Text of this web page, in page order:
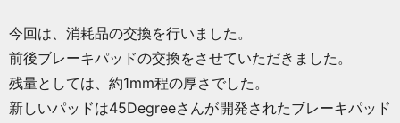
今回は、消耗品の交換を行いました。
前後ブレーキパッドの交換をさせていただきました。
残量としては、約1mm程の厚さでした。
新しいパッドは45Degreeさんが開発されたブレーキパッド